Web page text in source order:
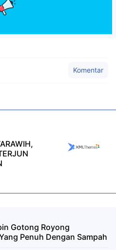
Komentar
Gotong Royong
Penuh Dengan Sampah